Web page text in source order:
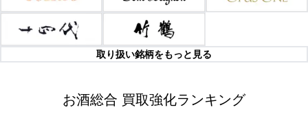
取り扱い銘柄をもっと見る
お酒総合 買取強化ランキング